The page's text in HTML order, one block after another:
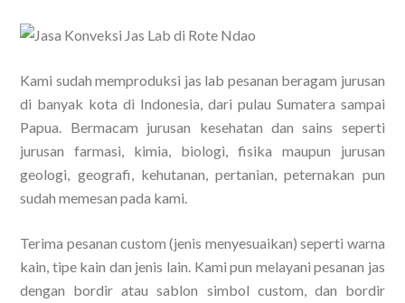
Kami sudah memproduksi jas lab pesanan beragam jurusan
di banyak kota di Indonesia, dari pulau Sumatera sampai
Papua. Bermacam jurusan kesehatan dan sains seperti
jurusan farmasi, kimia, biologi, fisika maupun jurusan
geologi, geografi, kehutanan, pertanian, peternakan pun
sudah memesan pada kami.
Terima pesanan custom (jenis menyesuaikan) seperti warna
kain, tipe kain dan jenis lain. Kami pun melayani pesanan jas
dengan bordir atau sablon simbol custom, dan bordir